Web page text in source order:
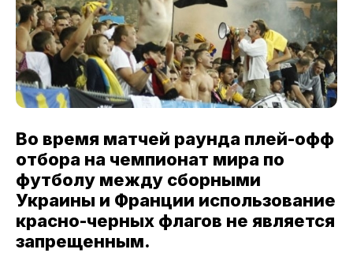
Во время матчей раунда плей-офф
отбора на чемпионат мира по
футболу между сборными
Украины и Франции использование
красно-черных флагов не является
запрещенным.